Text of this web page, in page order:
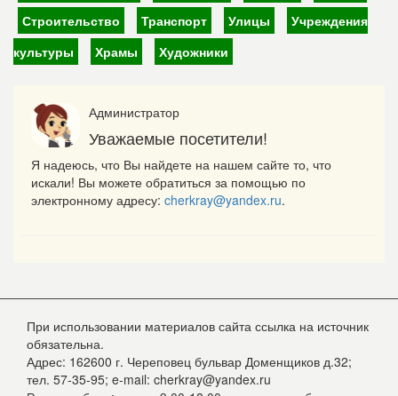
Строительство
Транспорт Улицы
Учреждения
культуры
Храмы Художники
Администратор
Уважаемые посетители!
Я надеюсь, что Вы найдете на нашем сайте то, что
искали! Вы можете обратиться за помощью по
электронному адресу: cherkray@yandex.ru.
При использовании материалов сайта ссылка на источник
обязательна.
Адрес: 162600 г. Череповец бульвар Доменщиков д.32;
тел. 57-35-95; e-mail: cherkray@yandex.ru